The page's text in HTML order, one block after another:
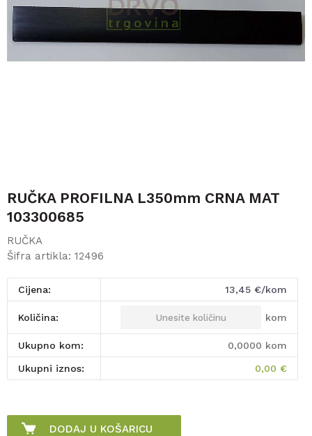
RUČKA PROFILNA L350mm CRNA MAT
103300685
RUČKA
Šifra artikla: 12496
Cijena: 13,45 €/kom
Količina: kom
Ukupno kom: 0,0000 kom
Ukupni iznos: 0,00 €
DODAJ U KOŠARICU